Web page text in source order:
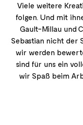
Viele weitere
folgen. Und mit
Gault-Millau und
Sebastian nicht der
wir werden
sind für uns ein
wir Spaß beim